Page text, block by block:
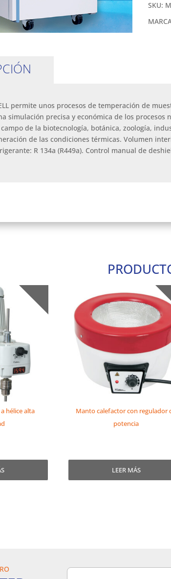
SKU:
permite unos procesos de temperación de
simulación precisa y económica de los
de la biotecnología, botánica, zoología,
de las condiciones térmicas. Volumen
R 134a (R449a). Control manual de
hélice alta
Manto calefactor con regulador
potencia
LEER MÁS